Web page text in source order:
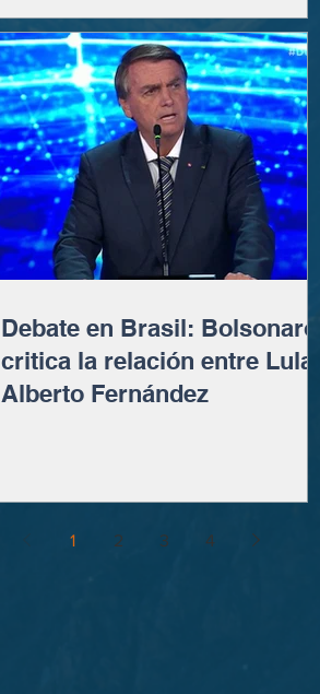
Debate en Brasil: Bolsonaro
critica la relación entre Lula y
Alberto Fernández
1 2 3 4